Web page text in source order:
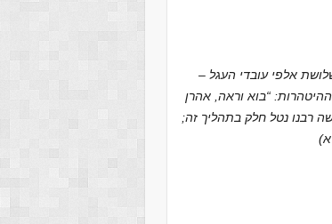
– שכן לא כל “שמונת אלפים וחמש מאות ושמונים” בני לוי השתתפו בהריגת שלושת אלפי עובדי העגל
“בוא וראה, אהרן
רבנו נטל חלק בתהליך זה;
א)